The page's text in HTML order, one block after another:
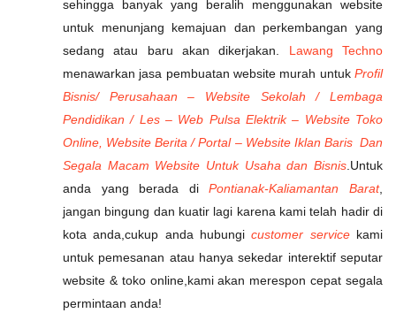
sehingga banyak yang beralih menggunakan website
untuk menunjang kemajuan dan perkembangan yang
sedang atau baru akan dikerjakan. Lawang Techno
menawarkan jasa pembuatan website murah untukProfil
Bisnis/ Perusahaan – Website Sekolah / Lembaga
Pendidikan / Les – Web Pulsa Elektrik – Website Toko
Online, Website Berita / Portal – Website Iklan Baris Dan
Segala Macam Website Untuk Usaha dan Bisnis .Untuk
anda yang berada diPontianak-Kaliamantan Barat,
jangan bingung dan kuatir lagi karena kami telah hadir di
kota anda,cukup anda hubungicustomer servicekami
untuk pemesanan atau hanya sekedar interektif seputar
website & toko online,kami akan merespon cepat segala
permintaan anda!